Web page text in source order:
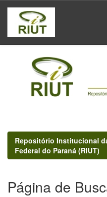
Skip
navigation
Repositório Institucional
Federal do Paraná (RIUT)
Página de